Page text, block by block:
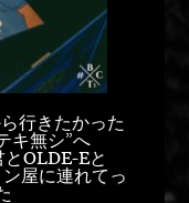
行きたかった
キ無シ”へ
OLDE-Eと
屋に連れてっ